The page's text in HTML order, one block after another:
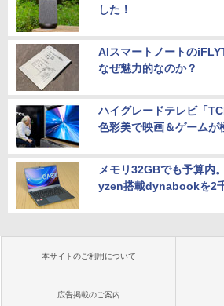
した！
AIスマートノートの
なぜ魅力的なのか？
ハイグレードテレビ「
色彩美で映画＆ゲームが
メモリ32GBでも予算内
yzen搭載dynabookを2
本サイトのご利用について
広告掲載のご案内